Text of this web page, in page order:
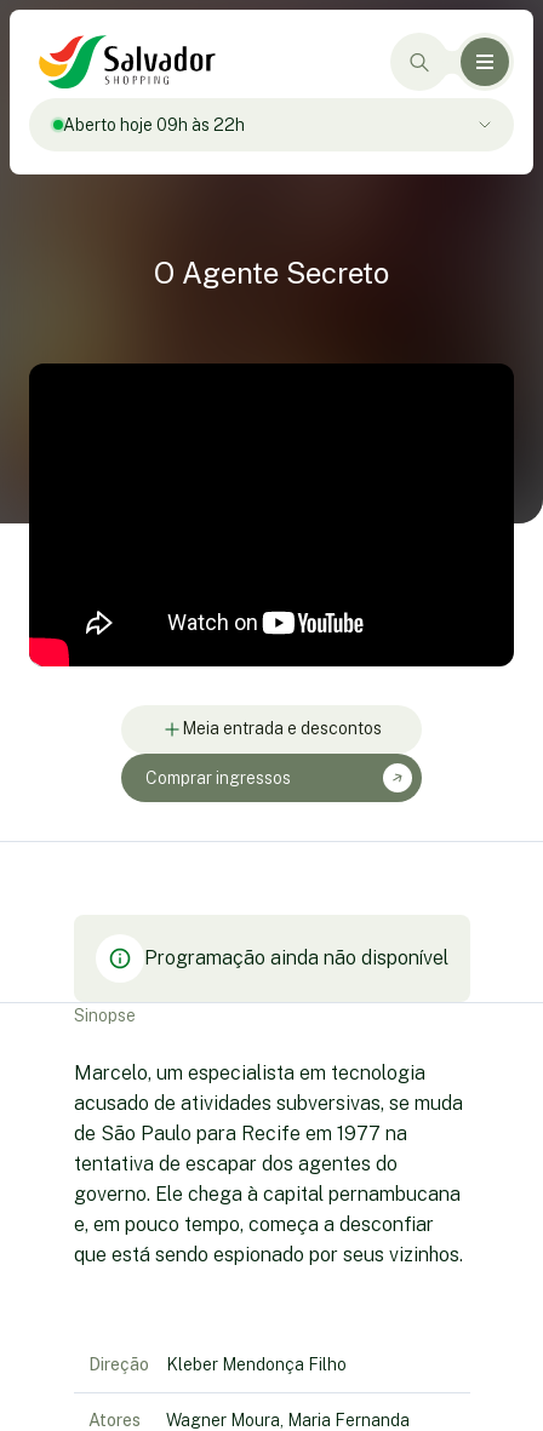
Aberto hoje 09h às 22h
O Agente Secreto
Meia entrada e descontos
Comprar ingressos
Programação ainda não disponível
Sinopse
Marcelo, um especialista em tecnologia
acusado de atividades subversivas, se muda
de São Paulo para Recife em 1977 na
tentativa de escapar dos agentes do
governo. Ele chega à capital pernambucana
e, em pouco tempo, começa a desconfiar
que está sendo espionado por seus vizinhos.
Direção Kleber Mendonça Filho
Atores
Wagner Moura, Maria Fernanda